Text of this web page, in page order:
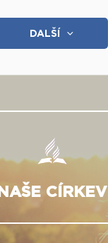
DALŠÍ
NAŠE CÍRKEV